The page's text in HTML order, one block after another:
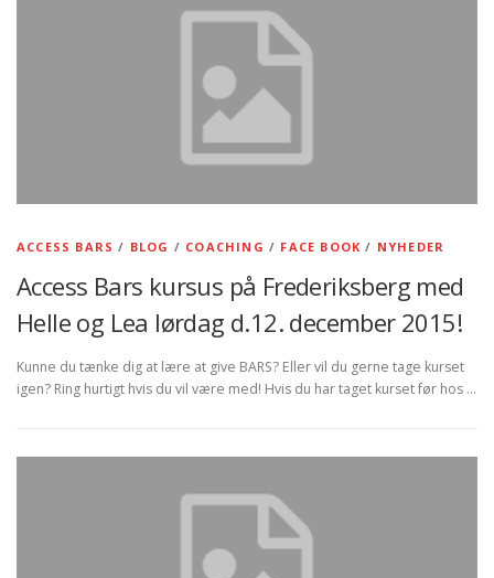
ACCESS BARS / BLOG / COACHING / FACE BOOK / NYHEDER
Access Bars kursus på Frederiksberg med
Helle og Lea lørdag d.12. december 2015!
Kunne du tænke dig at lære at give BARS? Eller vil du gerne tage kurset
igen? Ring hurtigt hvis du vil være med! Hvis du har taget kurset før hos …